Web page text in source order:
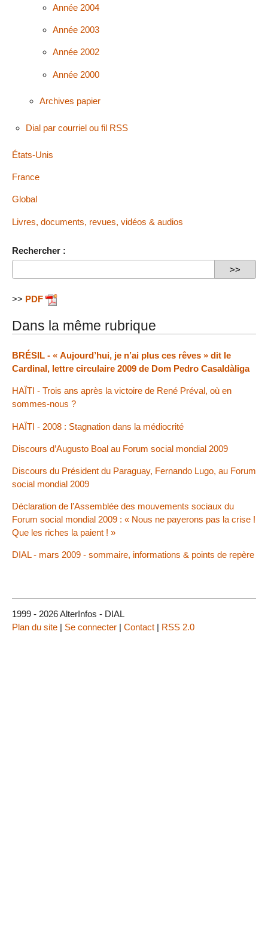
Année 2004
Année 2003
Année 2002
Année 2000
Archives papier
Dial par courriel ou fil RSS
États-Unis
France
Global
Livres, documents, revues, vidéos & audios
Rechercher :
>> PDF
Dans la même rubrique
BRÉSIL - « Aujourd’hui, je n’ai plus ces rêves » dit le
Cardinal, lettre circulaire 2009 de Dom Pedro Casaldàliga
HAÏTI - Trois ans après la victoire de René Préval, où en
sommes-nous ?
HAÏTI - 2008 : Stagnation dans la médiocrité
Discours d’Augusto Boal au Forum social mondial 2009
Discours du Président du Paraguay, Fernando Lugo, au Forum
social mondial 2009
Déclaration de l’Assemblée des mouvements sociaux du
Forum social mondial 2009 : « Nous ne payerons pas la crise !
Que les riches la paient ! »
DIAL - mars 2009 - sommaire, informations & points de repère
1999 - 2026 AlterInfos - DIAL
Plan du site | Se connecter | Contact | RSS 2.0